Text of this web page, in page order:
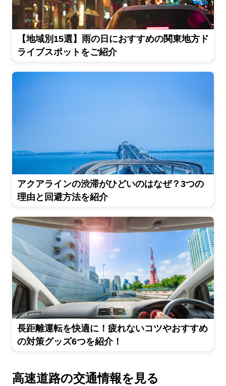
【地域別15選】雨の日におすすめの関東地方ド
ライブスポットをご紹介
アクアラインの渋滞がひどいのはなぜ？3つの
理由と回避方法を紹介
長距離運転を快適に！疲れないコツやおすすめ
の対策グッズ6つを紹介！
高速道路の交通情報を見る